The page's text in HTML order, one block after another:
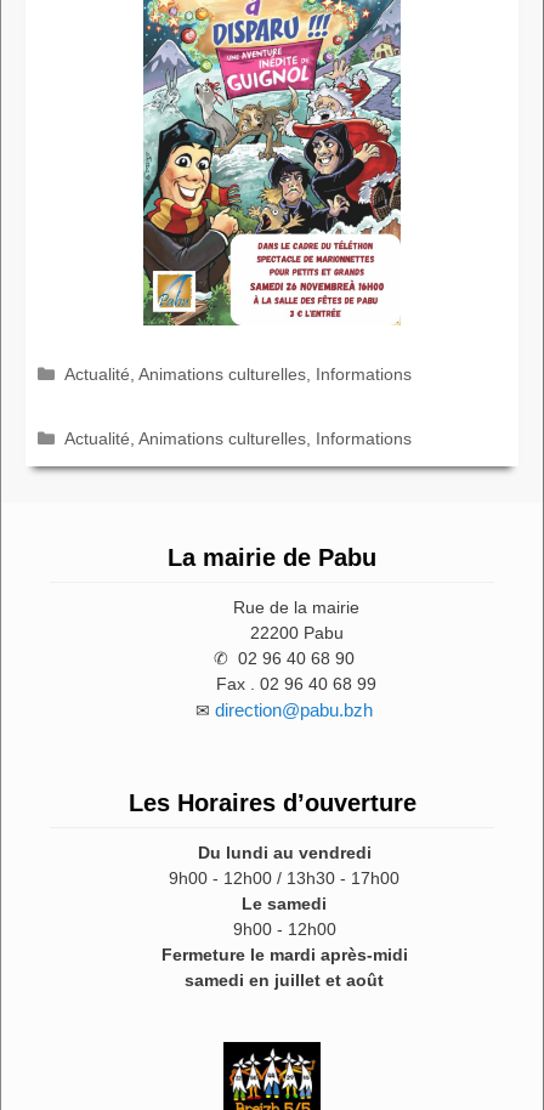
Catégories
Actualité Animations culturelles, Informations
Catégories
Actualité Animations culturelles, Informations
La mairie de Pabu
Rue de la mairie
22200 Pabu
✆ 02 96 40 68 90
Fax . 02 96 40 68 99
✉ direction@pabu.bzh
Les Horaires d’ouverture
Du lundi au vendredi
9h00 - 12h00 / 13h30 - 17h00
Le samedi
9h00 - 12h00
Fermeture le mardi après-midi
samedi en juillet et août